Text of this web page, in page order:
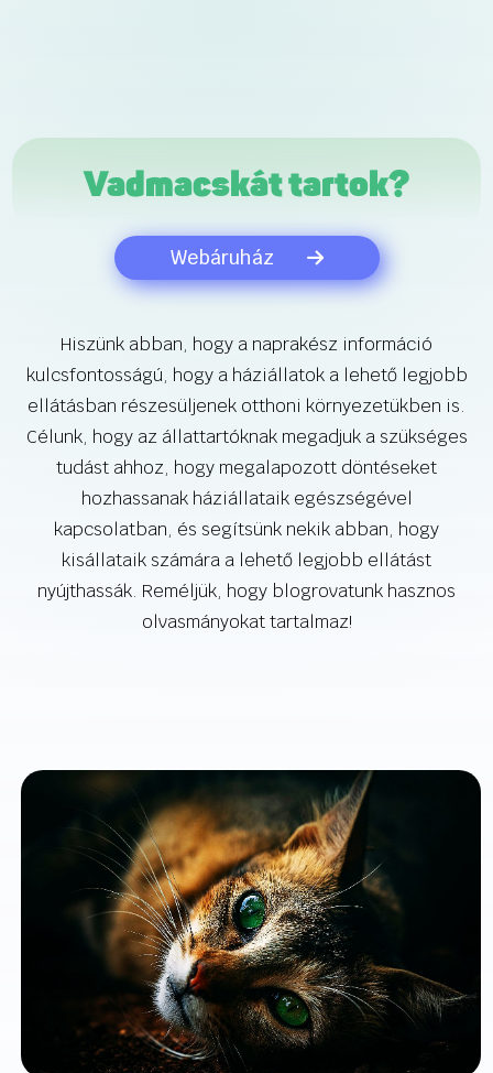
Vadmacskát tartok?
Webáruház
Hiszünk abban, hogy a naprakész információ
kulcsfontosságú, hogy a háziállatok a lehető legjobb
ellátásban részesüljenek otthoni környezetükben is.
Célunk, hogy az állattartóknak megadjuk a szükséges
tudást ahhoz, hogy megalapozott döntéseket
hozhassanak háziállataik egészségével
kapcsolatban, és segítsünk nekik abban, hogy
kisállataik számára a lehető legjobb ellátást
nyújthassák. Reméljük, hogy blogrovatunk hasznos
olvasmányokat tartalmaz!